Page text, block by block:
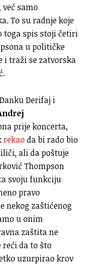
samo
To su radnje koje
toga spis stoji četiri
u političke
i traži se zatvorska
Derifaj i
prije koncerta,
rekaoda bi rado bio
ali da poštuje
Thompson
svoju funkciju
pravo
nekog zaštićenog
u onim
zaštita ne
reći da to što
uzurpirao krov